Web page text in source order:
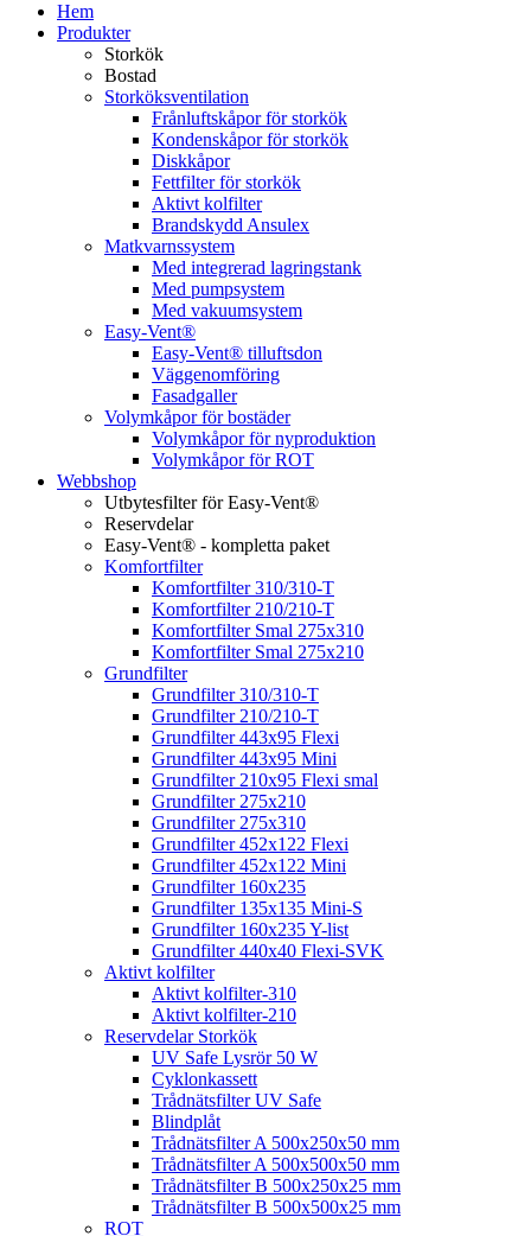
Hem
Produkter
Storkök
Bostad
Storköksventilation
Frånluftskåpor för storkök
Kondenskåpor för storkök
Diskkåpor
Fettfilter för storkök
Aktivt kolfilter
Brandskydd Ansulex
Matkvarnssystem
Med integrerad lagringstank
Med pumpsystem
Med vakuumsystem
Easy-Vent®
Easy-Vent® tilluftsdon
Väggenomföring
Fasadgaller
Volymkåpor för bostäder
Volymkåpor för nyproduktion
Volymkåpor för ROT
Webbshop
Utbytesfilter för Easy-Vent®
Reservdelar
Easy-Vent® - kompletta paket
Komfortfilter
Komfortfilter 310/310-T
Komfortfilter 210/210-T
Komfortfilter Smal 275x310
Komfortfilter Smal 275x210
Grundfilter
Grundfilter 310/310-T
Grundfilter 210/210-T
Grundfilter 443x95 Flexi
Grundfilter 443x95 Mini
Grundfilter 210x95 Flexi smal
Grundfilter 275x210
Grundfilter 275x310
Grundfilter 452x122 Flexi
Grundfilter 452x122 Mini
Grundfilter 160x235
Grundfilter 135x135 Mini-S
Grundfilter 160x235 Y-list
Grundfilter 440x40 Flexi-SVK
Aktivt kolfilter
Aktivt kolfilter-310
Aktivt kolfilter-210
Reservdelar Storkök
UV Safe Lysrör 50 W
Cyklonkassett
Trådnätsfilter UV Safe
Blindplåt
Trådnätsfilter A 500x250x50 mm
Trådnätsfilter A 500x500x50 mm
Trådnätsfilter B 500x250x25 mm
Trådnätsfilter B 500x500x25 mm
ROT